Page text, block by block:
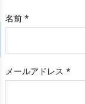
名前 *
メールアドレス *